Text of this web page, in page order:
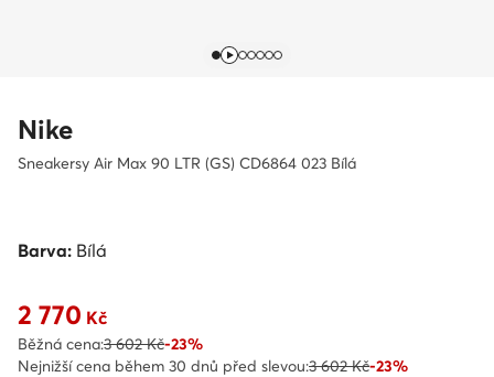
Nike
Sneakersy Air Max 90 LTR (GS) CD6864 023 Bílá
Barva: Bílá
Aktuální cena 2 770 Kč
2 770 Kč
Běžná cena:3 602 Kč-23%
Nejnižší cena během 30 dnů před slevou:3 602 Kč-23%